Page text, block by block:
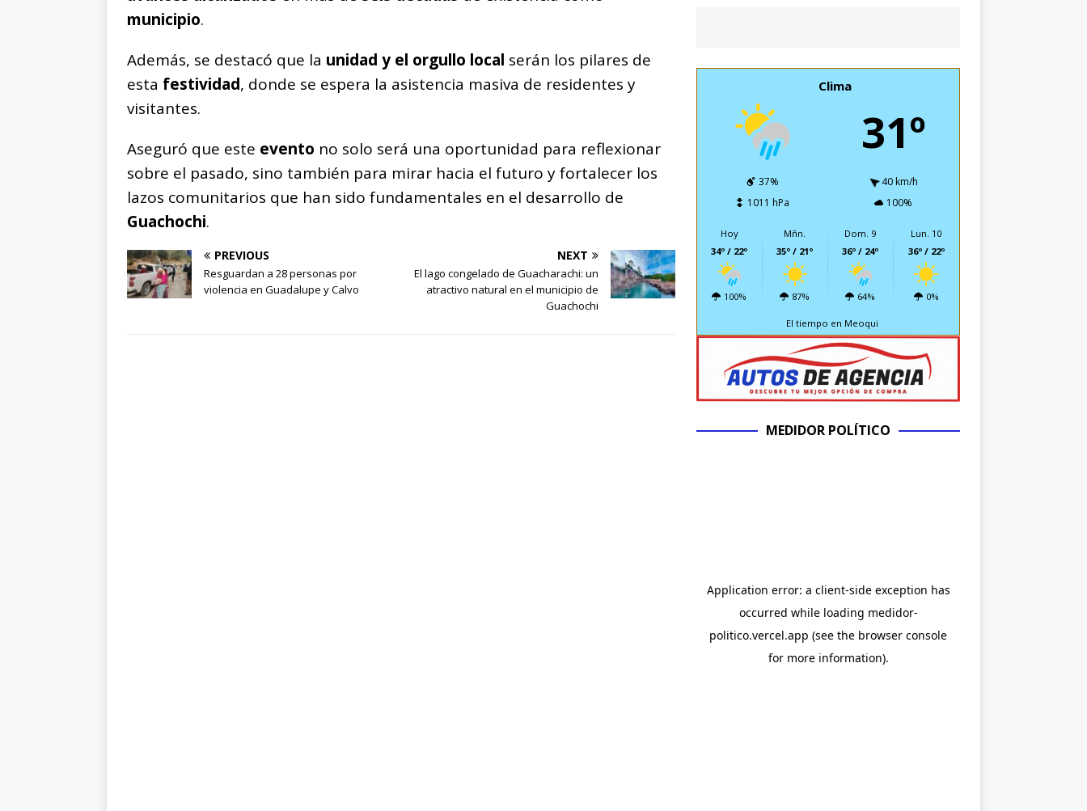
municipio.
Además, se destacó que la unidad y el orgullo local serán los pilares de
esta festividad, donde se espera la asistencia masiva de residentes y
visitantes.
Aseguró que este evento no solo será una oportunidad para reflexionar
sobre el pasado, sino también para mirar hacia el futuro y fortalecer los
lazos comunitarios que han sido fundamentales en el desarrollo de
Guachochi.
PREVIOUS
Resguardan a 28 personas por
violencia en Guadalupe y Calvo
NEXT
El lago congelado de Guacharachi: un
atractivo natural en el municipio de
Guachochi
Clima
31º
37%
40 km/h
1011 hPa
100%
Hoy
34º / 22º
100%
Mñn.
35º / 21º
87%
Dom. 9
36º / 24º
64%
Lun. 10
36º / 22º
0%
El tiempo en Meoqui
MEDIDOR POLÍTICO